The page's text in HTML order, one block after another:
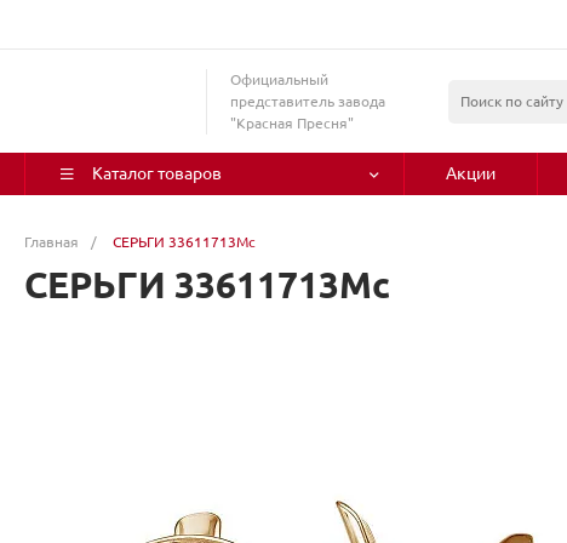
Официальный
представитель завода
"Красная Пресня"
Каталог товаров Акции
Главная / СЕРЬГИ 33611713Мс
СЕРЬГИ 33611713Мс